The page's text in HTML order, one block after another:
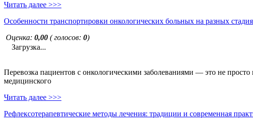
Читать далее >>>
Особенности транспортировки онкологических больных на разных
Оценка: 0,00 ( голосов: 0)
Загрузка...
Перевозка пациентов с онкологическими заболеваниями — это не
медицинского
Читать далее >>>
Рефлексотерапевтические методы лечения: традиции и современная